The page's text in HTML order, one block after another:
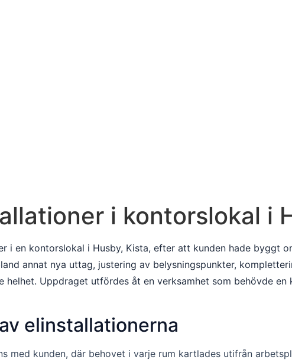
i kontorslokal i
en kontorslokal i Husby, Kista, efter att kunden hade byggt
annat nya uttag, justering av belysningspunkter,
Uppdraget utfördes åt en verksamhet som behövde
elinstallationerna
med kunden, där behovet i varje rum kartlades utifrån